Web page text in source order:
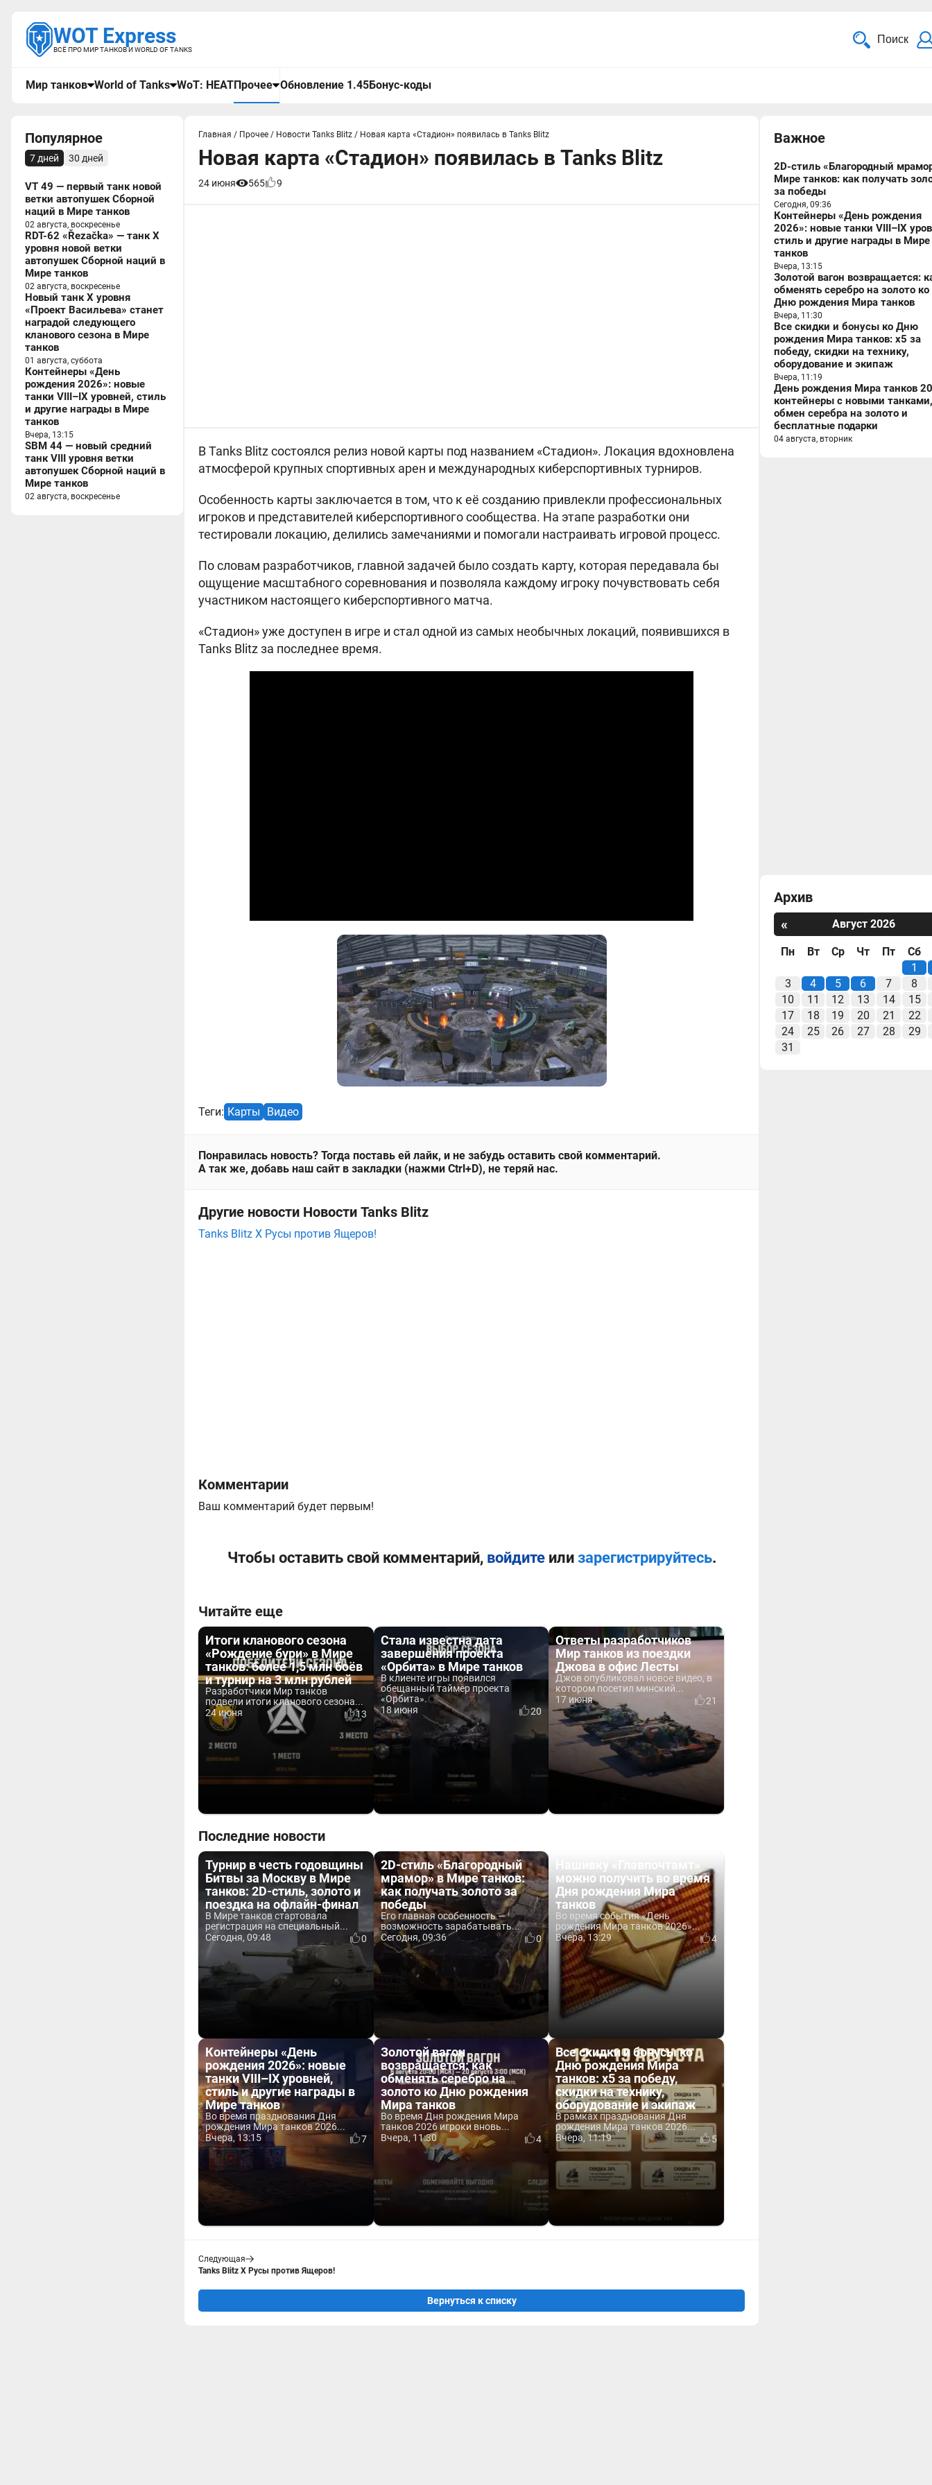
WOT Express
ВСЁ ПРО МИР ТАНКОВ И WORLD OF TANKS
Поиск
Мир танков World of Tanks WoT: HEATПрочее Обновление 1.45Бонус-коды
Популярное
7 дней 30 дней
VT 49 — первый танк новой
ветки автопушек Сборной
наций в Мире танков
02 августа, воскресенье
RDT-62 «Řezačka» — танк X
уровня новой ветки
автопушек Сборной наций в
Мире танков
02 августа, воскресенье
Новый танк X уровня
«Проект Васильева» станет
наградой следующего
кланового сезона в Мире
танков
01 августа, суббота
Контейнеры «День
рождения 2026»: новые
танки VIII–IX уровней, стиль
и другие награды в Мире
танков
Вчера, 13:15
SBM 44 — новый средний
танк VIII уровня ветки
автопушек Сборной наций в
Мире танков
02 августа, воскресенье
Главная / Прочее / Новости Tanks Blitz / Новая карта «Стадион» появилась в Tanks Blitz
Новая карта «Стадион» появилась в Tanks Blitz
24 июня 565 9
В Tanks Blitz состоялся релиз новой карты под названием «Стадион». Локация вдохновлена
атмосферой крупных спортивных арен и международных киберспортивных турниров.
Особенность карты заключается в том, что к её созданию привлекли профессиональных
игроков и представителей киберспортивного сообщества. На этапе разработки они
тестировали локацию, делились замечаниями и помогали настраивать игровой процесс.
По словам разработчиков, главной задачей было создать карту, которая передавала бы
ощущение масштабного соревнования и позволяла каждому игроку почувствовать себя
участником настоящего киберспортивного матча.
«Стадион» уже доступен в игре и стал одной из самых необычных локаций, появившихся в
Tanks Blitz за последнее время.
Теги: Карты Видео
Понравилась новость? Тогда поставь ей лайк, и не забудь оставить свой комментарий.
А так же, добавь наш сайт в закладки (нажми Ctrl+D), не теряй нас.
Другие новости Новости Tanks Blitz
Tanks Blitz X Русы против Ящеров!
Комментарии
Ваш комментарий будет первым!
Чтобы оставить свой комментарий, войдитеили зарегистрируйтесь.
Читайте еще
Итоги кланового сезона
«Рождение бури» в Мире
танков: более 1,5 млн боёв
и турнир на 3 млн рублей
Разработчики Мир танков
подвели итоги кланового сезона...
24 июня
13
Стала известна дата
завершения проекта
«Орбита» в Мире танков
В клиенте игры появился
обещанный таймер проекта
«Орбита».
18 июня
20
Ответы разработчиков
Мир танков из поездки
Джова в офис Лесты
Джов опубликовал новое видео, в
котором посетил минский...
17 июня
21
Последние новости
Турнир в честь годовщины
Битвы за Москву в Мире
танков: 2D-стиль, золото и
поездка на офлайн-финал
В Мире танков стартовала
регистрация на специальный...
Сегодня, 09:48
0
2D-стиль «Благородный
мрамор» в Мире танков:
как получать золото за
победы
Его главная особенность —
возможность зарабатывать...
Сегодня, 09:36
0
Нашивку «Главпочтамт»
можно получить во время
Дня рождения Мира
танков
Во время события «День
рождения Мира танков 2026»...
Вчера, 13:29
4
Контейнеры «День
рождения 2026»: новые
танки VIII–IX уровней,
стиль и другие награды в
Мире танков
Во время празднования Дня
рождения Мира танков 2026...
Вчера, 13:15
7
Золотой вагон
возвращается: как
обменять серебро на
золото ко Дню рождения
Мира танков
Во время Дня рождения Мира
танков 2026 игроки вновь...
Вчера, 11:30
4
Все скидки и бонусы ко
Дню рождения Мира
танков: x5 за победу,
скидки на технику,
оборудование и экипаж
В рамках празднования Дня
рождения Мира танков 2026...
Вчера, 11:19
5
Следующая
Tanks Blitz X Русы против Ящеров!
Вернуться к списку
Важное
2D-стиль «Благородный
Мире танков: как получать
за победы
Сегодня, 09:36
Контейнеры «День рождения
2026»: новые танки VIII–IX
стиль и другие награды в Мире
танков
Вчера, 13:15
Золотой вагон возвращается:
обменять серебро на золото ко
Дню рождения Мира танков
Вчера, 11:30
Все скидки и бонусы ко Дню
рождения Мира танков: x5 за
победу, скидки на технику,
оборудование и экипаж
Вчера, 11:19
День рождения Мира танков
контейнеры с новыми танками,
обмен серебра на золото и
бесплатные подарки
04 августа, вторник
Архив
«
Август 2026
Пн Вт Ср Чт Пт
Сб
1
3
4 5 6 7
8
10
11 12 13 14
15
17
18 19 20 21
22
24
25 26 27 28
29
31